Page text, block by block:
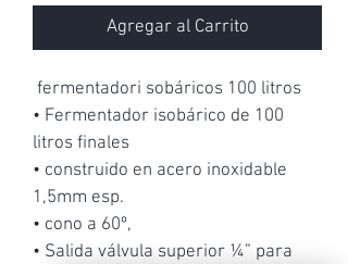
Agregar al Carrito
fermentadori sobáricos 100 litros
• Fermentador isobárico de 100
litros finales
• construido en acero inoxidable
1,5mm esp.
• cono a 60º,
• Salida válvula superior ¼” para